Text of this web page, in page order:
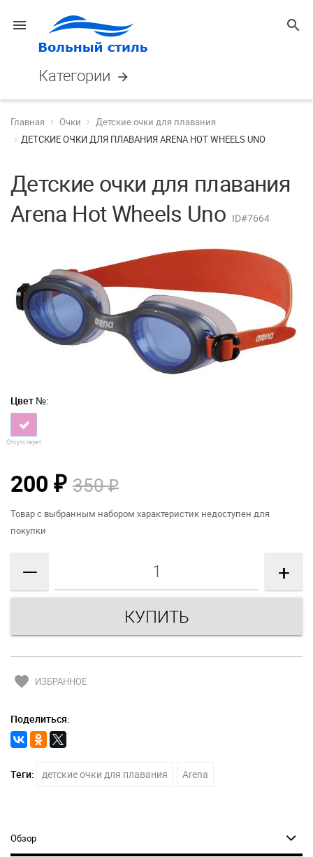
menu search
Категории arrow_forward
Главная Очки
Детские очки для плавания
ДЕТСКИЕ ОЧКИ ДЛЯ ПЛАВАНИЯ ARENA HOT WHEELS UNO
Детские очки для плавания
Arena Hot Wheels Uno ID#7664
Цвет №:
Отсутствует
200 ₽ 350₽
Товар с выбранным набором характеристик недоступен для
покупки
— +
favorite ИЗБРАННОЕ
Поделиться:
Теги: детские очки для плавания Arena
Обзор